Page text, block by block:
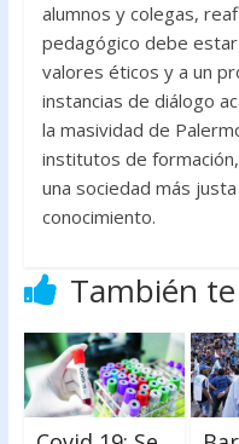
alumnos y colegas,
pedagógico debe
valores éticos y a un
instancias de diálogo
la masividad de
institutos de
una sociedad más
conocimiento.
También